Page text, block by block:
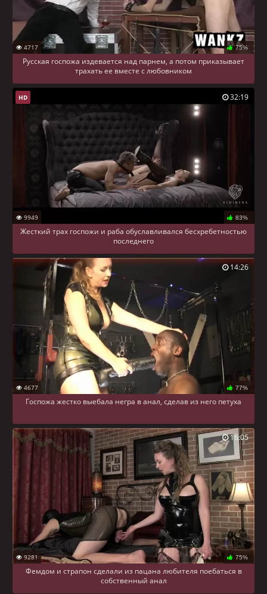
4717 75%
Русская госпожа издевается над парнем, а потом приказывает
трахать ее вместе с любовником
9949 83%
Жесткий трах госпожи и раба обуславливался бесхребетностью
последнего
HD 32:19
4677 77%
Госпожа жестко выебала негра в анал, сделав из него петуха
14:26
9281 75%
Фемдом и страпон сделали из пацана любителя поебаться в
собственный анал
16:05